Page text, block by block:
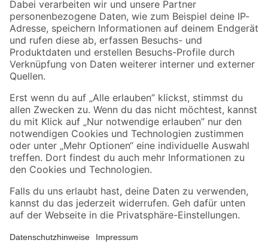
Zahlungsarten Versandarten
Sicher einkaufen
Jetzt die toom-App herunterladen
Alle Preisangaben in EUR inkl. gesetzl. MwSt.. Die dargestellten Angebote sind unter
Umständen nicht in allen Märkten verfügbar. Die angegebenen Verfügbarkeiten beziehen
Produkte nur solange der Vorrat reicht.
*Paketversand ab 59 € versandkostenfrei, gilt nicht für Artikel mit Speditionsversand, hier